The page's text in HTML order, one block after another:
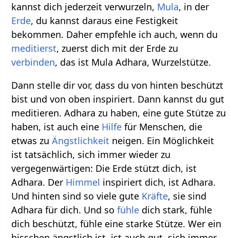
kannst dich jederzeit verwurzeln, Mula, in der
Erde, du kannst daraus eine Festigkeit
bekommen. Daher empfehle ich auch, wenn du
meditierst, zuerst dich mit der Erde zu
verbinden, das ist Mula Adhara, Wurzelstütze.
Dann stelle dir vor, dass du von hinten beschützt
bist und von oben inspiriert. Dann kannst du gut
meditieren. Adhara zu haben, eine gute Stütze zu
haben, ist auch eine Hilfe für Menschen, die
etwas zuÄngstlichkeit neigen. Ein Möglichkeit
ist tatsächlich, sich immer wieder zu
vergegenwärtigen: Die Erde stützt dich, ist
Adhara. Der Himmel inspiriert dich, ist Adhara.
Und hinten sind so viele gute Kräfte, sie sind
Adhara für dich. Und sofühle dich stark, fühle
dich beschützt, fühle eine starke Stütze. Wer ein